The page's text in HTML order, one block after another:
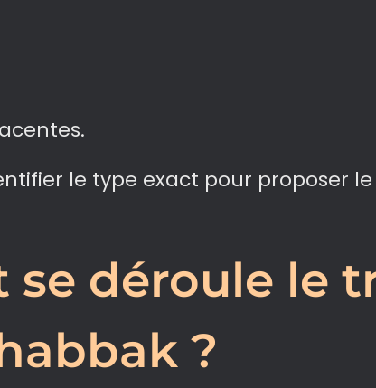
le type exact pour proposer
se déroule le
?